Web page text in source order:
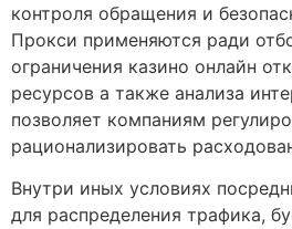
контроля обращения и
Прокси применяются ради
ограничения казино онлайн
ресурсов а также анализа
позволяет компаниям
рационализировать
Внутри иных условиях
для распределения трафика,